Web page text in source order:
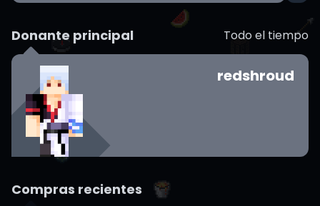
Donante principal Todo el tiempo
redshroud
Compras recientes